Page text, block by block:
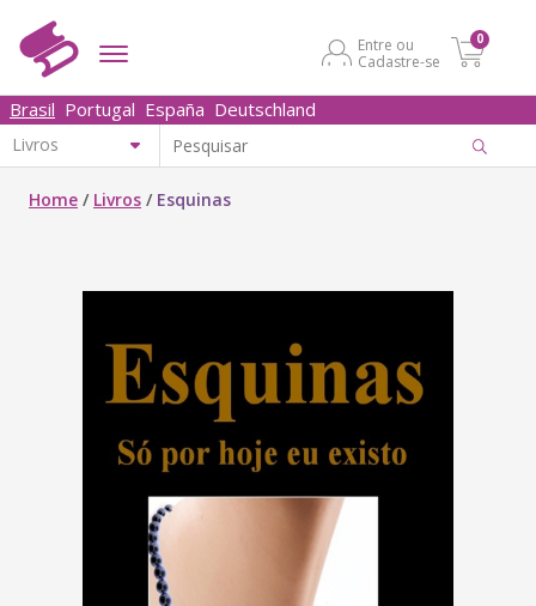
Entre ou
Cadastre-se
0
Brasil Portugal España Deutschland
Home / Livros / Esquinas